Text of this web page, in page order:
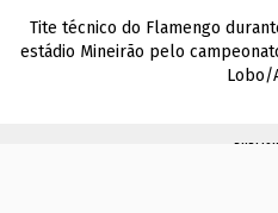
Tite técnico do Flamengo
estádio Mineirão pelo
Lobo/